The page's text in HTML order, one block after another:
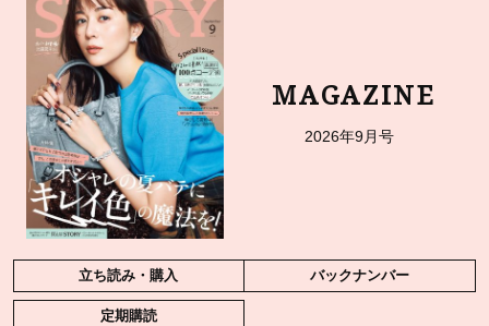
MAGAZINE
2026年9月号
立ち読み・購入 バックナンバー
定期購読